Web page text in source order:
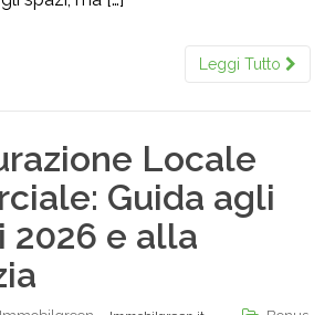
Leggi Tutto
Locale
Guida agli
2026 e alla